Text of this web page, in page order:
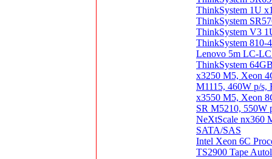
ThinkSystem 1U
ThinkSystem
ThinkSystem V3
ThinkSystem 810-
Lenovo 5m LC-
ThinkSystem
x3250 M5, Xeon
M1115, 460W p/s,
x3550 M5, Xeon
SR M5210, 550W
NeXtScale nx360
SATA/SAS
Intel Xeon 6C
TS2900 Tape